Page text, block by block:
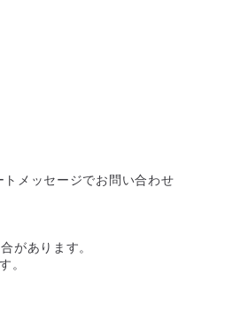
メッセージでお問い合わせ
があります。
。